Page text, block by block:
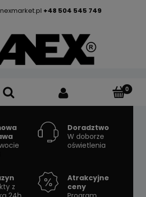
+48 504 545 749
Doradztwo
W doborze
oświetlenia
z
Atrakcyjne
ceny